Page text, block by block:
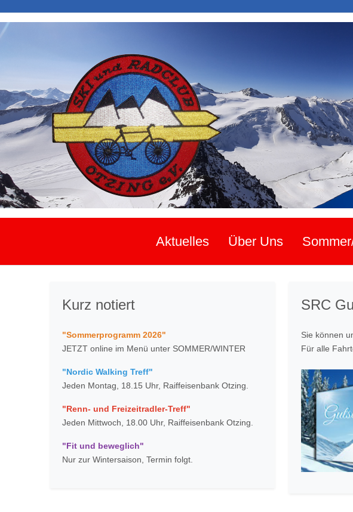
Aktuelles Über Uns
Kurz notiert
"Sommerprogramm 2026"
JETZT online im Menü unter SOMMER/WINTER
"Nordic Walking Treff"
Jeden Montag, 18.15 Uhr, Raiffeisenbank Otzing.
"Renn- und Freizeitradler-Treff"
Jeden Mittwoch, 18.00 Uhr, Raiffeisenbank Otzing.
"Fit und beweglich"
Nur zur Wintersaison, Termin folgt.
SRC
Sie können
Für alle